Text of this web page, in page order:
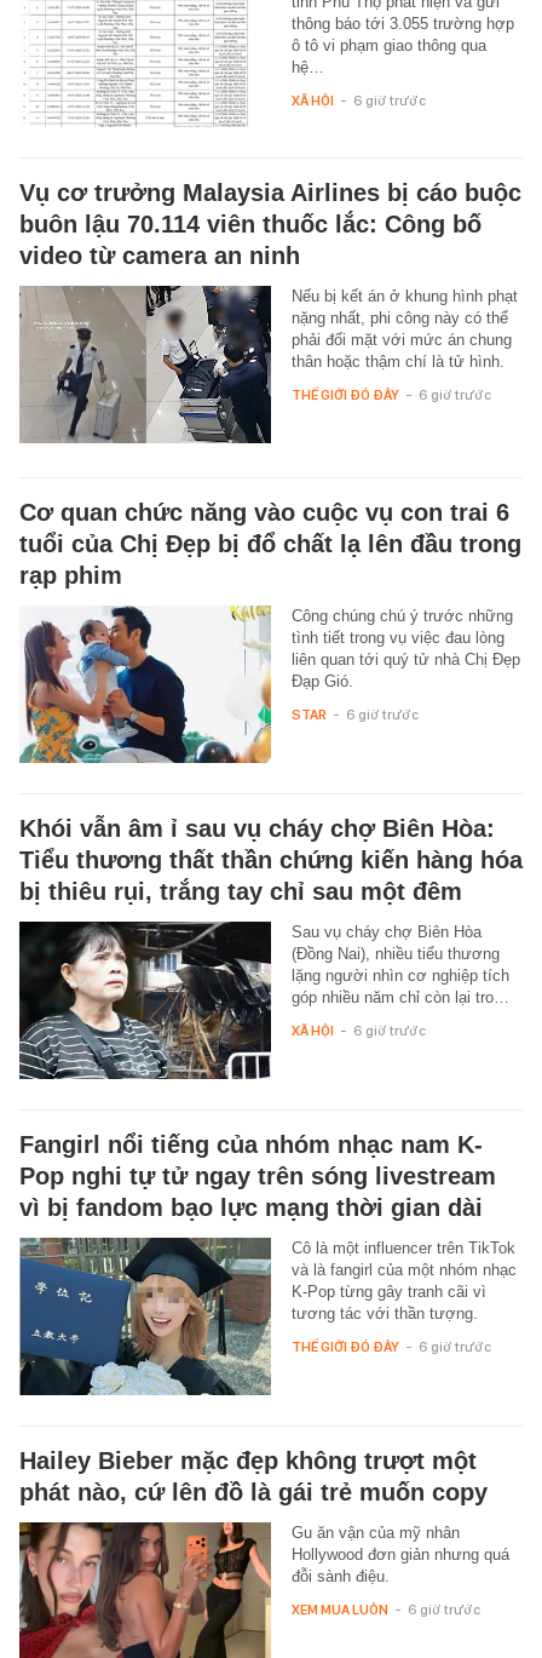
thông báo tới 3.055 trường hợp
ô tô vi phạm giao thông qua
hệ…
XÃ HỘI - 6 giờ trước
Vụ cơ trưởng Malaysia Airlines bị cáo buộc
buôn lậu 70.114 viên thuốc lắc: Công bố
video từ camera an ninh
Nếu bị kết án ở khung hình phạt
nặng nhất, phi công này có thể
phải đối mặt với mức án chung
thân hoặc thậm chí là tử hình.
THẾ GIỚI ĐÓ ĐÂY - 6 giờ trước
Cơ quan chức năng vào cuộc vụ con trai 6
tuổi của Chị Đẹp bị đổ chất lạ lên đầu trong
rạp phim
Công chúng chú ý trước những
tình tiết trong vụ việc đau lòng
liên quan tới quý tử nhà Chị Đẹp
Đạp Gió.
STAR - 6 giờ trước
Khói vẫn âm ỉ sau vụ cháy chợ Biên Hòa:
Tiểu thương thất thần chứng kiến hàng hóa
bị thiêu rụi, trắng tay chỉ sau một đêm
Sau vụ cháy chợ Biên Hòa
(Đồng Nai), nhiều tiểu thương
lặng người nhìn cơ nghiệp tích
góp nhiều năm chỉ còn lại tro…
XÃ HỘI - 6 giờ trước
Fangirl nổi tiếng của nhóm nhạc nam K-
Pop nghi tự tử ngay trên sóng livestream
vì bị fandom bạo lực mạng thời gian dài
Cô là một influencer trên TikTok
và là fangirl của một nhóm nhạc
K-Pop từng gây tranh cãi vì
tương tác với thần tượng.
THẾ GIỚI ĐÓ ĐÂY - 6 giờ trước
Hailey Bieber mặc đẹp không trượt một
phát nào, cứ lên đồ là gái trẻ muốn copy
Gu ăn vận của mỹ nhân
Hollywood đơn giản nhưng quá
đỗi sành điệu.
XEM MUA LUÔN - 6 giờ trước